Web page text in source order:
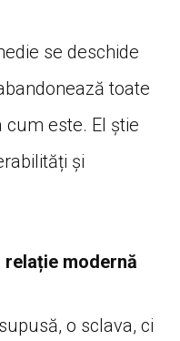
se deschide
toate
este. El știe
și
relație modernă
o sclava, ci